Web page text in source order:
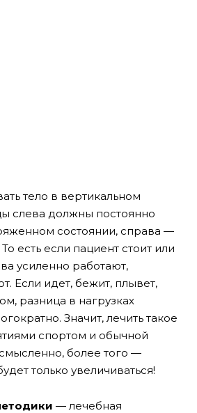
тело в вертикальном
слева должны постоянно
состоянии, справа —
есть если пациент стоит или
усиленно работают,
Если идет, бежит, плывет,
разница в нагрузках
Значит, лечить такое
спортом и обычной
более того —
только увеличиваться!
— лечебная